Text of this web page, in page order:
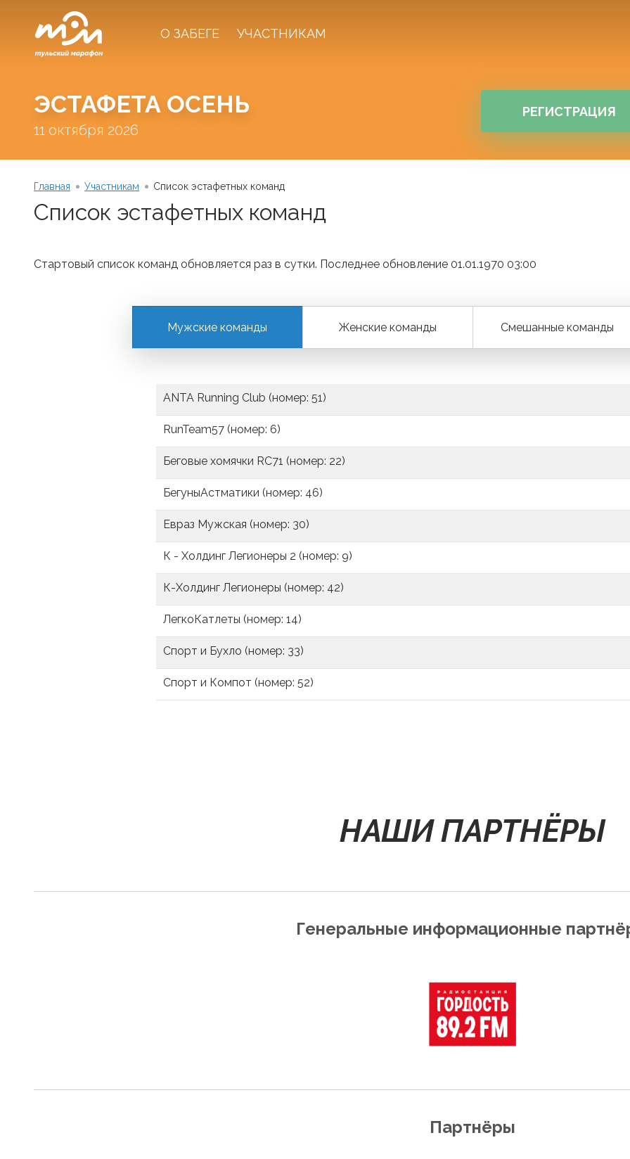
О ЗАБЕГЕ УЧАСТНИКАМ
ЭСТАФЕТА ОСЕНЬ
11 октября 2026
РЕГИСТРАЦИЯ
Главная Участникам Список эстафетных команд
Список эстафетных команд
Стартовый список команд обновляется раз в сутки. Последнее обновление 01.01.1970 03:00
Мужские команды Женские команды Смешанные команды
ANTA Running Club (номер: 51)
RunTeam57 (номер: 6)
Беговые хомячки RC71 (номер: 22)
БегуныАстматики (номер: 46)
Евраз Мужская (номер: 30)
К - Холдинг Легионеры 2 (номер: 9)
К-Холдинг Легионеры (номер: 42)
ЛегкоКатлеты (номер: 14)
Спорт и Бухло (номер: 33)
Спорт и Компот (номер: 52)
НАШИ ПАРТНЁРЫ
Генеральные информационные
Партнёры